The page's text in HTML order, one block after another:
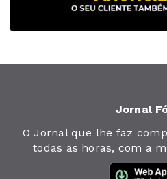
Jornal
O Jornal que lhe faz
todas as horas, com a